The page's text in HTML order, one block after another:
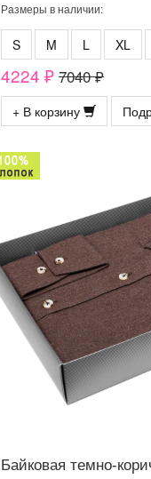
Размеры в наличии:
S M L XL
4224 ₽ 7040 ₽
+ В корзину
Байковая темно-